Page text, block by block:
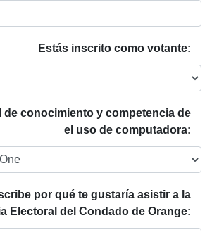
Estás inscrito como votante:
de conocimiento y competencia de
el uso de computadora:
por qué te gustaría asistir a la
Electoral del Condado de Orange: